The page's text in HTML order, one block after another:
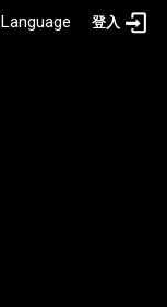
Language 登入